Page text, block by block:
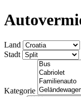
Land
Stadt
Kategorie